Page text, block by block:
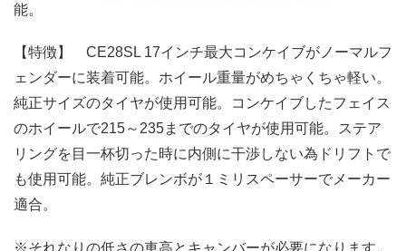
能。
【特徴】 CE28SL 17インチ最大コンケイブがノーマルフ
ェンダーに装着可能。ホイール重量がめちゃくちゃ軽い。
純正サイズのタイヤが使用可能。コンケイブしたフェイス
のホイールで215～235までのタイヤが使用可能。ステア
リングを目一杯切った時に内側に干渉しない為ドリフトで
も使用可能。純正ブレンボが１ミリスペーサーでメーカー
適合。
※それなりの低さの車高とキャンバーが必要になります。